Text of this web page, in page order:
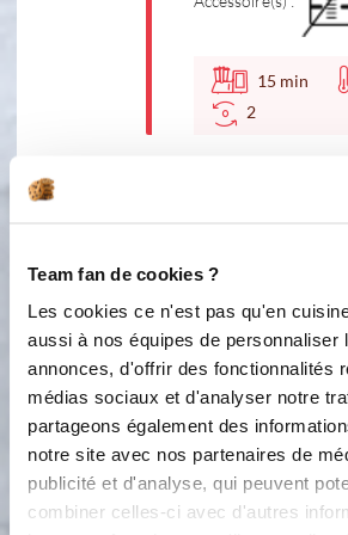
Team fan de cookies ?
Les cookies ce n'est pas qu'en
aussi à nos équipes de personnaliser
annonces, d'offrir des fonctionnalités
médias sociaux et d'analyser notre
partageons également des
notre site avec nos partenaires de
publicité et d'analyse, qui peuvent
combiner celles-ci avec d'autres
15 min
2
ajouter le lait
remettre en cuisson
5min
2
4
Accessoire(s) :